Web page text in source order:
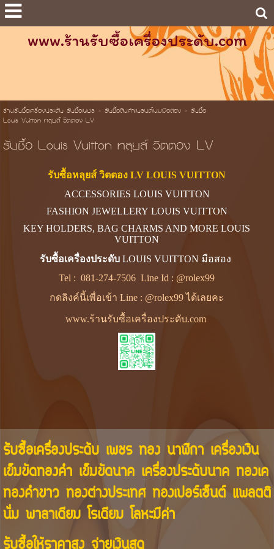
www.ร้านรับซื้อเครื่องประดับ.com
ร้านรับซื้อเครื่องประดับ รับซื้อเพชร> รับซื้อสินค้าแบรนด์เนมมือสอง> รับซื้อ
Louis Vuitton หลุยส์ วิตตอง LV
รับซื้อ Louis Vuitton หลุยส์ วิตตอง LV
รับซื้อหลุยส์ วิตตอง LV LOUIS VUITTON
ACCESSORIES LOUIS VUITTON
FASHION JEWELLERY LOUIS VUITTON
KEY HOLDERS, BAG CHARMS AND MORE LOUIS
VUITTON
รับซื้อเครื่องประดับ LOUIS VUITTON มือสอง
Tel :081-274-7506 Line Id : @rolex99
กดลิงค์นี้เพื่อเข้า Line : @rolex99 ได้เลยคะ
www.ร้านรับซื้อเครื่องประดับ.com
รับซื้อเครื่องประดับ เพชร ทอง นาฬิกา เครื่องเงิน
เข็มขัดทองคำ เข็มขัดนาค เครื่องประดับนาค ทองเค
ทองคำขาว ทองต่างประเทศ ทองเปอร์เซ็นต์ แพลตติ
นั่ม พาลาเดียม โรเดียม โลหะมีค่า